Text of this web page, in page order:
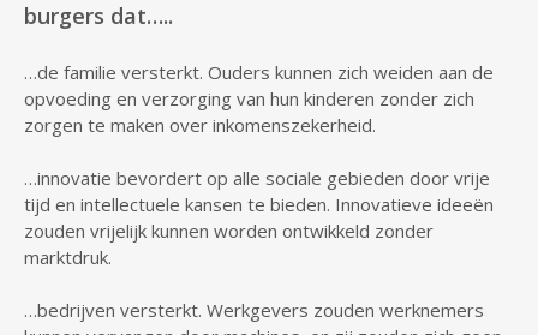
burgers dat…..
…de familie versterkt. Ouders kunnen zich weiden aan de
opvoeding en verzorging van hun kinderen zonder zich
zorgen te maken over inkomenszekerheid.
…innovatie bevordert op alle sociale gebieden door vrije
tijd en intellectuele kansen te bieden. Innovatieve ideeën
zouden vrijelijk kunnen worden ontwikkeld zonder
marktdruk.
…bedrijven versterkt. Werkgevers zouden werknemers